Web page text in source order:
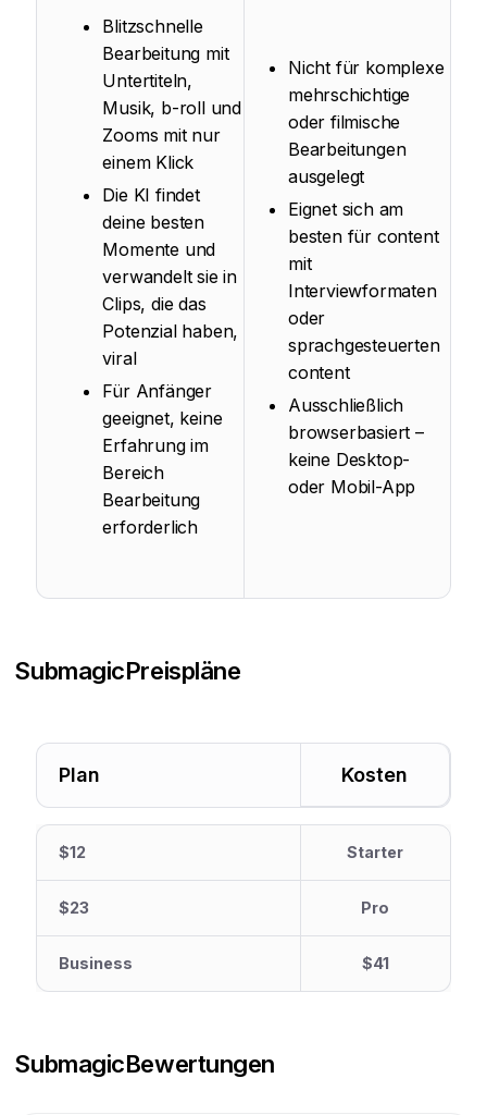
Blitzschnelle
Bearbeitung mit
Untertiteln,
Musik, b-roll und
Zooms mit nur
einem Klick
Die KI findet
deine besten
Momente und
verwandelt sie in
Clips, die das
Potenzial haben,
viral
Für Anfänger
geeignet, keine
Erfahrung im
Bereich
Bearbeitung
erforderlich
Nicht für komplexe
mehrschichtige
oder filmische
Bearbeitungen
ausgelegt
Eignet sich am
besten für content
mit
Interviewformaten
oder
sprachgesteuerten
content
Ausschließlich
browserbasiert –
keine Desktop-
oder Mobil-App
SubmagicPreispläne
Plan Kosten
$12 Starter
$23 Pro
Business $41
SubmagicBewertungen